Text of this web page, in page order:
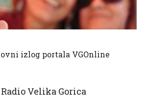
izlog portala VGOnline
Velika Gorica